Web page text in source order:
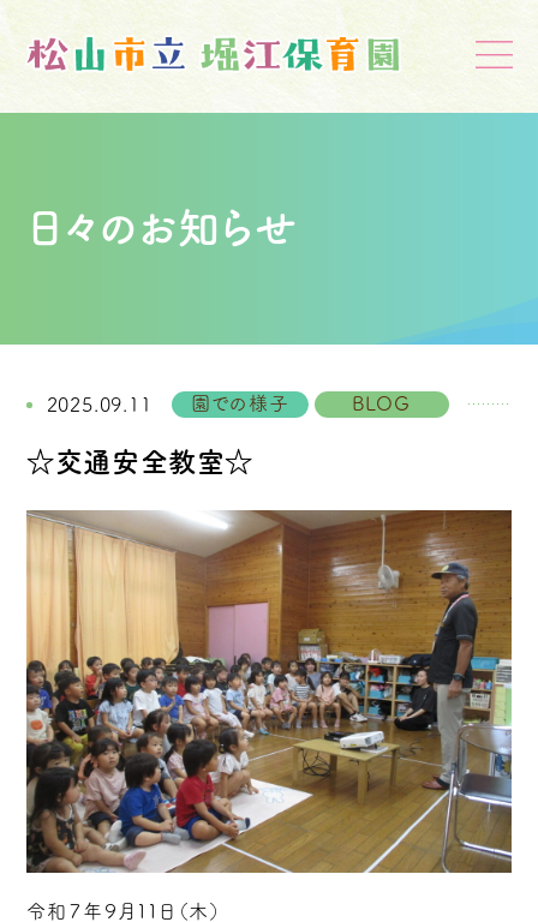
日々のお知らせ
2025.09.11 園での様子 BLOG
☆交通安全教室☆
令和７年９月１１日（木）